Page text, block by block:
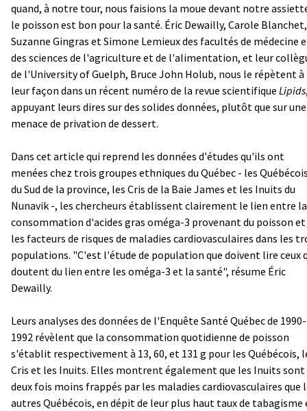
quand, à notre tour, nous faisions la moue devant notre
le poisson est bon pour la santé. Éric Dewailly, Carole Blanchet,
Suzanne Gingras et Simone Lemieux des facultés de médecine
des sciences de l'agriculture et de l'alimentation, et leur
de l'University of Guelph, Bruce John Holub, nous le répètent à
leur façon dans un récent numéro de la revue scientifique Lipids
appuyant leurs dires sur des solides données, plutôt que sur une
menace de privation de dessert.
Dans cet article qui reprend les données d'études qu'ils ont
menées chez trois groupes ethniques du Québec - les
du Sud de la province, les Cris de la Baie James et les Inuits du
Nunavik -, les chercheurs établissent clairement le lien entre la
consommation d'acides gras oméga-3 provenant du poisson et
les facteurs de risques de maladies cardiovasculaires dans les
populations. "C'est l'étude de population que doivent lire ceux
doutent du lien entre les oméga-3 et la santé", résume Éric
Dewailly.
Leurs analyses des données de l'Enquête Santé Québec de 1990-
1992 révèlent que la consommation quotidienne de poisson
s'établit respectivement à 13, 60, et 131 g pour les Québécois,
Cris et les Inuits. Elles montrent également que les Inuits sont
deux fois moins frappés par les maladies cardiovasculaires que
autres Québécois, en dépit de leur plus haut taux de tabagisme